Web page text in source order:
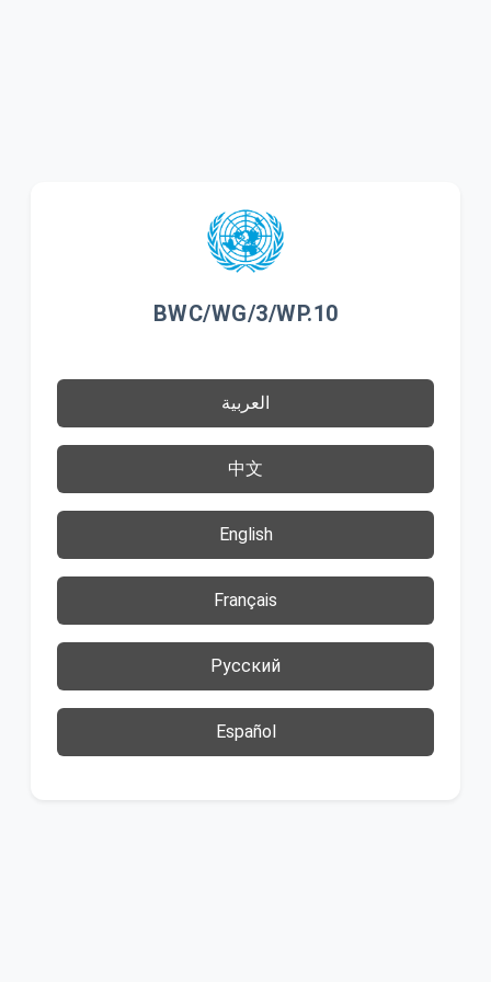
BWC/WG/3/WP.10
العربية
中文
English
Français
Русский
Español